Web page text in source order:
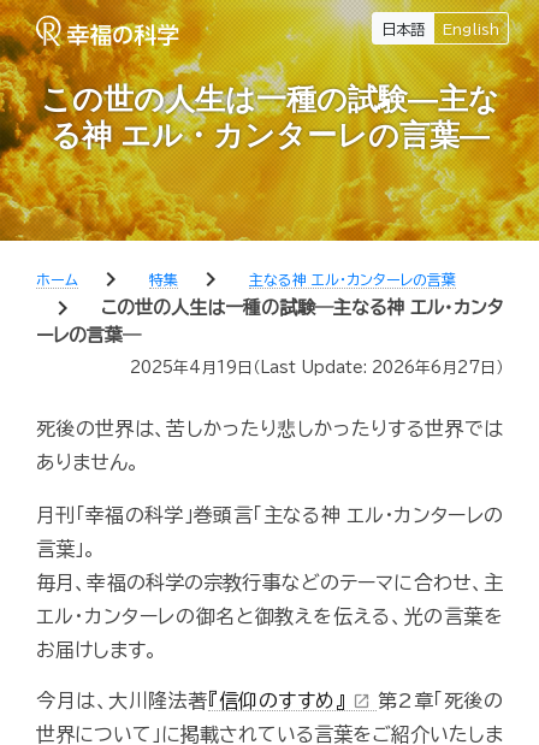
日本語 English
この世の人生は一種の試験―主な
る神 エル・カンターレの言葉―
ホーム chevron_right 特集 chevron_right 主なる神 エル・カンターレの言葉
chevron_right
この世の人生は一種の試験―主なる神 エル・カンタ
ーレの言葉―
2025年4月19日 （Last Update: 2026年6月27日 ）
死後の世界は、苦しかったり悲しかったりする世界では
ありません。
月刊「幸福の科学」巻頭言「主なる神 エル・カンターレの
言葉」。
毎月、幸福の科学の宗教行事などのテーマに合わせ、主
エル・カンターレの御名と御教えを伝える、光の言葉を
お届けします。
今月は、大川隆法著 『信仰のすすめ』 open_in_new 第2章「死後の
世界について」に掲載されている言葉をご紹介いたしま